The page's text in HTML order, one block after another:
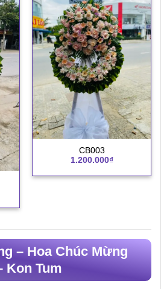
CB003
1.200.000₫
– Hoa Chúc Mừng
Kon Tum